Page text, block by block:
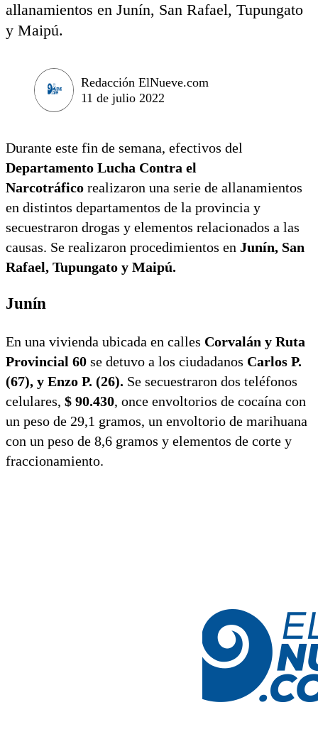
allanamientos en Junín, San Rafael, Tupungato
y Maipú.
Redacción ElNueve.com
11 de julio 2022
Durante este fin de semana, efectivos del
Departamento Lucha Contra el
Narcotráfico realizaron una serie de allanamientos
en distintos departamentos de la provincia y
secuestraron drogas y elementos relacionados a las
causas. Se realizaron procedimientos en Junín, San
Rafael, Tupungato y Maipú.
Junín
En una vivienda ubicada en calles Corvalán y Ruta
Provincial 60 se detuvo a los ciudadanos Carlos P.
(67), y Enzo P. (26). Se secuestraron dos teléfonos
celulares, $ 90.430, once envoltorios de cocaína con
un peso de 29,1 gramos, un envoltorio de marihuana
con un peso de 8,6 gramos y elementos de corte y
fraccionamiento.